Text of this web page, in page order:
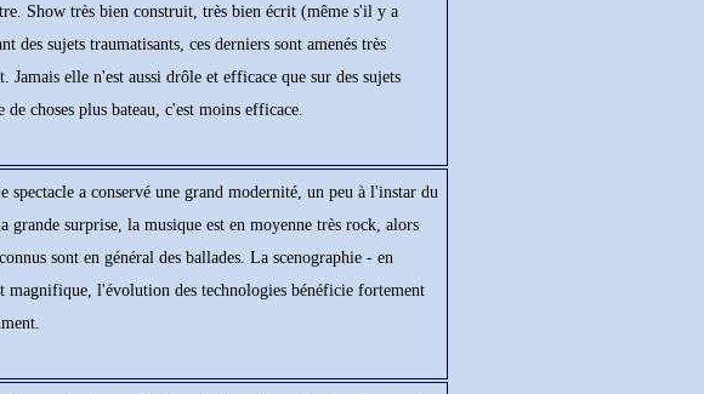
Show très bien construit, très bien écrit (même s'il y a
des sujets traumatisants, ces derniers sont amenés très
elle n'est aussi drôle et efficace que sur des sujets
choses plus bateau, c'est moins efficace.
a conservé une grand modernité, un peu à l'instar du
grande surprise, la musique est en moyenne très rock, alors
sont en général des ballades. La scenographie - en
magnifique, l'évolution des technologies bénéficie fortement